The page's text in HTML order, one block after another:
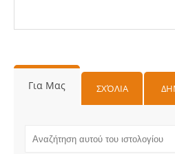
Για Μας ΣΧΌΛΙΑ